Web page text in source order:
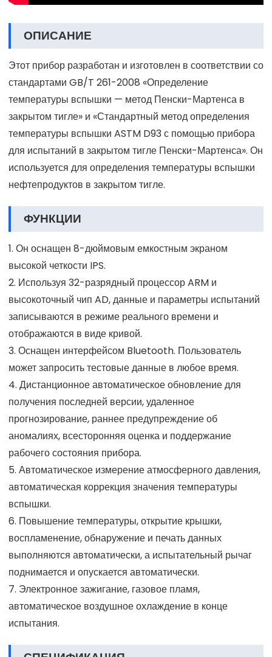
ОПИСАНИЕ
Этот прибор разработан и изготовлен в соответствии со
стандартами GB/T 261-2008 «Определение
температуры вспышки — метод Пенски-Мартенса в
закрытом тигле» и «Стандартный метод определения
температуры вспышки ASTM D93 с помощью прибора
для испытаний в закрытом тигле Пенски-Мартенса». Он
используется для определения температуры вспышки
нефтепродуктов в закрытом тигле.
ФУНКЦИИ
1. Он оснащен 8-дюймовым емкостным экраном
высокой четкости IPS.
2. Используя 32-разрядный процессор ARM и
высокоточный чип AD, данные и параметры испытаний
записываются в режиме реального времени и
отображаются в виде кривой.
3. Оснащен интерфейсом Bluetooth. Пользователь
может запросить тестовые данные в любое время.
4. Дистанционное автоматическое обновление для
получения последней версии, удаленное
прогнозирование, раннее предупреждение об
аномалиях, всесторонняя оценка и поддержание
рабочего состояния прибора.
5. Автоматическое измерение атмосферного давления,
автоматическая коррекция значения температуры
вспышки.
6. Повышение температуры, открытие крышки,
воспламенение, обнаружение и печать данных
выполняются автоматически, а испытательный рычаг
поднимается и опускается автоматически.
7. Электронное зажигание, газовое пламя,
автоматическое воздушное охлаждение в конце
испытания.